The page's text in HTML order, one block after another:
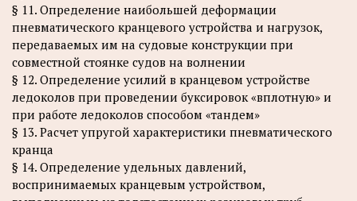
§ 11. Определение наибольшей деформации
пневматического кранцевого устройства и нагрузок,
передаваемых им на судовые конструкции при
совместной стоянке судов на волнении
§ 12. Определение усилий в кранцевом устройстве
ледоколов при проведении буксировок «вплотную» и
при работе ледоколов способом «тандем»
§ 13. Расчет упругой характеристики пневматического
кранца
§ 14. Определение удельных давлений,
воспринимаемых кранцевым устройством,